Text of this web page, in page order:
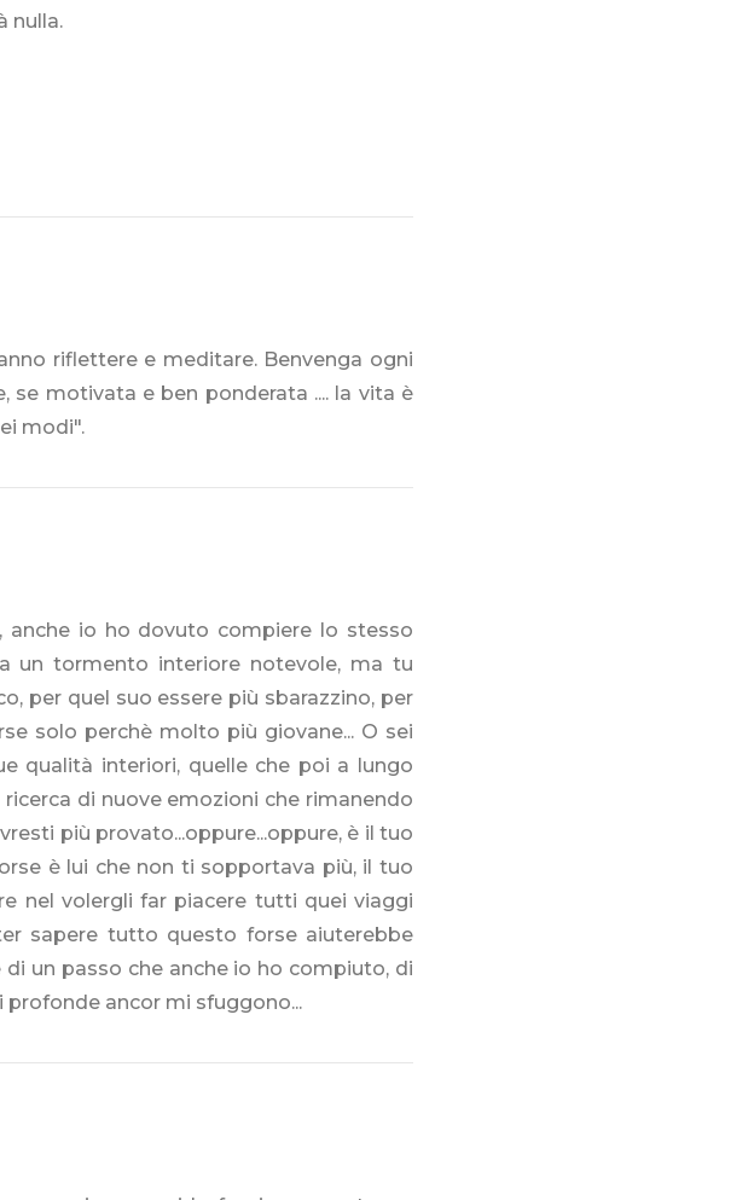
nulla.
riflettere e meditare. Benvenga ogni
se motivata e ben ponderata .... la vita è
modi".
anche io ho dovuto compiere lo stesso
un tormento interiore notevole, ma tu
per quel suo essere più sbarazzino, per
solo perchè molto più giovane... O sei
qualità interiori, quelle che poi a lungo
di nuove emozioni che rimanendo
più provato...oppure...oppure, è il tuo
è lui che non ti sopportava più, il tuo
nel volergli far piacere tutti quei viaggi
sapere tutto questo forse aiuterebbe
un passo che anche io ho compiuto, di
ancor mi sfuggono...